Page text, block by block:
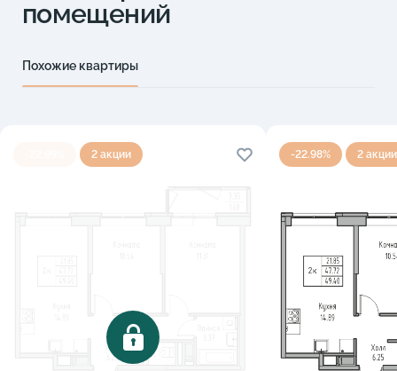
помещений
Похожие квартиры
2 акции -22.98% 2 акции